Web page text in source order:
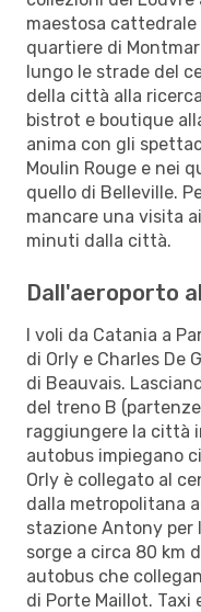
maestosa
quartiere di
lungo le strade del
della città alla
bistrot e boutique
anima con gli
Moulin Rouge e nei
quello di Belleville.
mancare una visita
minuti dalla città.
Dall'aeroporto
I voli da Catania a
di Orly e Charles De
di Beauvais.
del treno B
raggiungere la città
autobus impiegano
Orly è collegato al
dalla metropolitana
stazione Antony per
sorge a circa 80 km
autobus che
di Porte Maillot.